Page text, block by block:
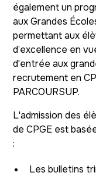
également un
aux Grandes
permettant aux
d’excellence en
d'entrée aux
recrutement en
PARCOURSUP.
L'admission des
de CPGE est
:
Les bulletins